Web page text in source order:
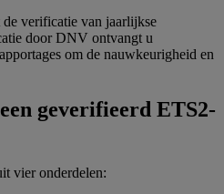
verificatie van jaarlijkse
door DNV ontvangt u
om de nauwkeurigheid en
geverifieerd ETS2-
vier onderdelen: